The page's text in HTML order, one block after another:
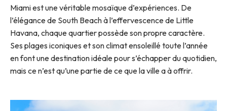
Miami est une véritable mosaïque d’expériences. De
l’élégance de South Beach à l’effervescence de Little
Havana, chaque quartier possède son propre caractère.
Ses plages iconiques et son climat ensoleillé toute l’année
en font une destination idéale pour s’échapper du quotidien,
mais ce n’est qu’une partie de ce que la ville a à offrir.